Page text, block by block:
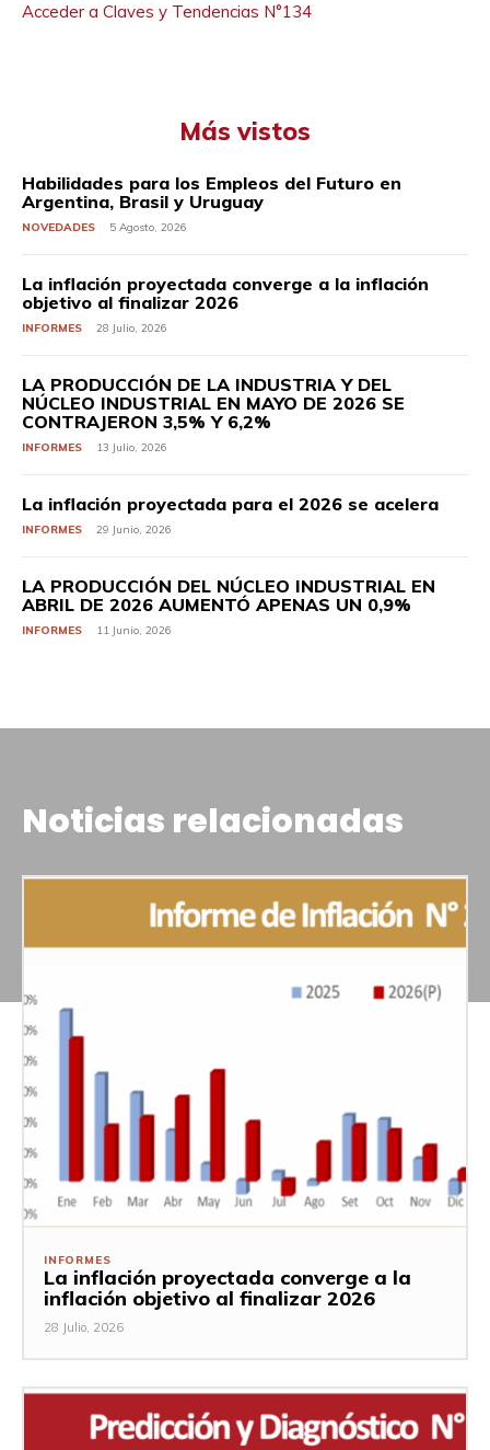
Acceder a Claves y Tendencias N°134
Más vistos
Habilidades para los Empleos del Futuro en
Argentina, Brasil y Uruguay
NOVEDADES 5 Agosto, 2026
La inflación proyectada converge a la inflación
objetivo al finalizar 2026
INFORMES 28 Julio, 2026
LA PRODUCCIÓN DE LA INDUSTRIA Y DEL
NÚCLEO INDUSTRIAL EN MAYO DE 2026 SE
CONTRAJERON 3,5% Y 6,2%
INFORMES 13 Julio, 2026
La inflación proyectada para el 2026 se acelera
INFORMES 29 Junio, 2026
LA PRODUCCIÓN DEL NÚCLEO INDUSTRIAL EN
ABRIL DE 2026 AUMENTÓ APENAS UN 0,9%
INFORMES 11 Junio, 2026
Noticias relacionadas
INFORMES
La inflación proyectada converge a la
inflación objetivo al finalizar 2026
28 Julio, 2026